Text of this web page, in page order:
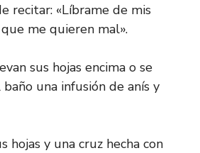
recitar: «Líbrame de mis
me quieren mal».
sus hojas encima o se
baño una infusión de anís y
hojas y una cruz hecha con